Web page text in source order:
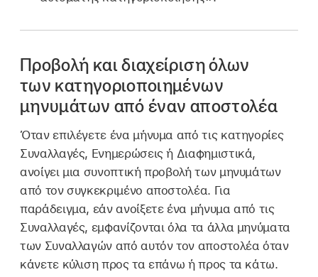
Προβολή και διαχείριση όλων
των κατηγοριοποιημένων
μηνυμάτων από έναν αποστολέα
Όταν επιλέγετε ένα μήνυμα από τις κατηγορίες
Συναλλαγές, Ενημερώσεις ή Διαφημιστικά,
ανοίγει μια συνοπτική προβολή των μηνυμάτων
από τον συγκεκριμένο αποστολέα. Για
παράδειγμα, εάν ανοίξετε ένα μήνυμα από τις
Συναλλαγές, εμφανίζονται όλα τα άλλα μηνύματα
των Συναλλαγών από αυτόν τον αποστολέα όταν
κάνετε κύλιση προς τα επάνω ή προς τα κάτω.